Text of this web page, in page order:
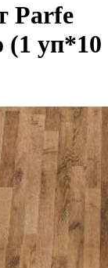
Parfe
(1 уп*10